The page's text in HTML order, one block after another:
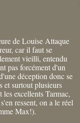
de Louise Attaque
car il faut se
vieilli, entendu
pas forcément d'un
déception donc se
et surtout plusieurs
excellents Tarmac,
ressent, on a le réel
Max!).